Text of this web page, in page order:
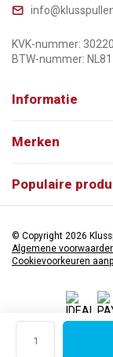
KVK-nummer:
BTW-nummer:
Informatie
Merken
Populaire
© Copyright 2026
Algemene
Cookievoorkeuren